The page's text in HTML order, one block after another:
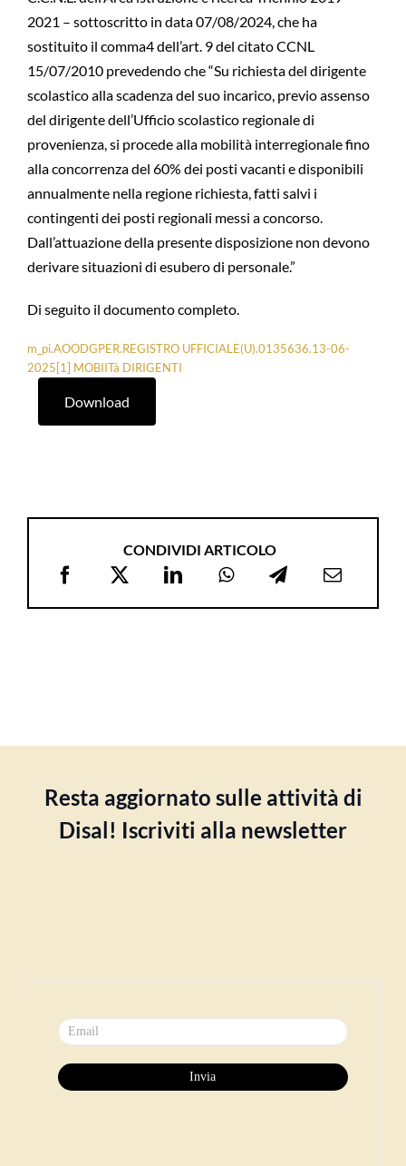
2021 – sottoscritto in data 07/08/2024, che ha
sostituito il comma4 dell’art. 9 del citato CCNL
15/07/2010 prevedendo che “Su richiesta del dirigente
scolastico alla scadenza del suo incarico, previo assenso
del dirigente dell’Ufficio scolastico regionale di
provenienza, si procede alla mobilità interregionale fino
alla concorrenza del 60% dei posti vacanti e disponibili
annualmente nella regione richiesta, fatti salvi i
contingenti dei posti regionali messi a concorso.
Dall’attuazione della presente disposizione non devono
derivare situazioni di esubero di personale.”
Di seguito il documento completo.
m_pi.AOODGPER.REGISTRO UFFICIALE(U).0135636.13-06-
2025[1] MOBIITà DIRIGENTI
Download
CONDIVIDI ARTICOLO
Resta aggiornato sulle attività di
Disal! Iscriviti alla newsletter